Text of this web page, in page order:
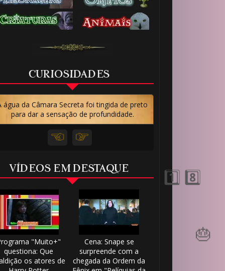
CURIOSIDADES
água da Câmara Secreta foi tingida de preto
para dar a sensação de profundidade.
VÍDEOS EM DESTAQUE
"Muito+"
questiona: Que
os atores de
Cena: Snape se
surpreende com a
chegada da Ordem da